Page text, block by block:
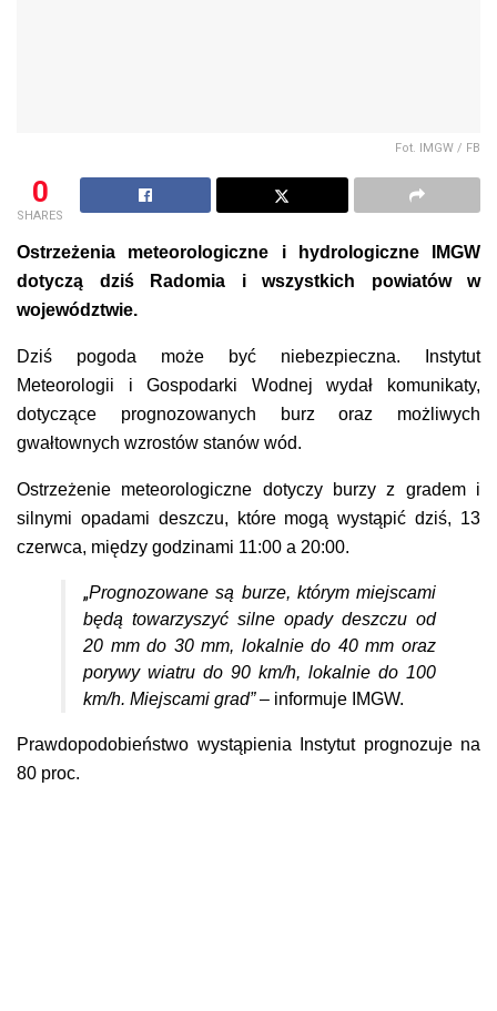
Fot. IMGW / FB
0
SHARES
Ostrzeżenia meteorologiczne i hydrologiczne IMGW
dotyczą dziś Radomia i wszystkich powiatów w
województwie.
Dziś pogoda może być niebezpieczna. Instytut
Meteorologii i Gospodarki Wodnej wydał komunikaty,
dotyczące prognozowanych burz oraz możliwych
gwałtownych wzrostów stanów wód.
Ostrzeżenie meteorologiczne dotyczy burzy z gradem i
silnymi opadami deszczu, które mogą wystąpić dziś, 13
czerwca, między godzinami 11:00 a 20:00.
„Prognozowane są burze, którym miejscami
będą towarzyszyć silne opady deszczu od
20 mm do 30 mm, lokalnie do 40 mm oraz
porywy wiatru do 90 km/h, lokalnie do 100
km/h. Miejscami grad”– informuje IMGW.
Prawdopodobieństwo wystąpienia Instytut prognozuje na
80 proc.